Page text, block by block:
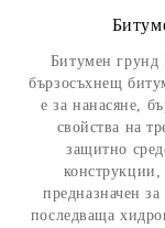
Битумен грунд
бързосъхнещ
е за нанасяне,
свойства на
защитно
конструкции,
предназначен
последваща